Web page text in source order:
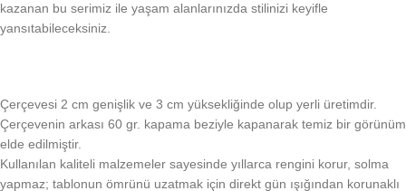
kazanan bu serimiz ile yaşam alanlarınızda stilinizi keyifle
yansıtabileceksiniz.
Çerçevesi 2 cm genişlik ve 3 cm yüksekliğinde olup yerli üretimdir.
Çerçevenin arkası 60 gr. kapama beziyle kapanarak temiz bir görünüm
elde edilmiştir.
Kullanılan kaliteli malzemeler sayesinde yıllarca rengini korur, solma
yapmaz; tablonun ömrünü uzatmak için direkt gün ışığından korunaklı